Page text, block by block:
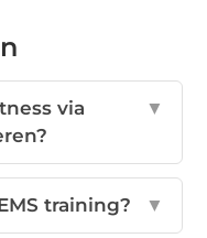
via
▼
training? ▼